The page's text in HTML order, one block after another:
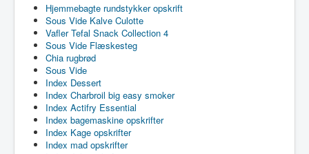
Hjemmebagte rundstykker opskrift
Sous Vide Kalve Culotte
Vafler Tefal Snack Collection 4
Sous Vide Flæskesteg
Chia rugbrød
Sous Vide
Index Dessert
Index Charbroil big easy smoker
Index Actifry Essential
Index bagemaskine opskrifter
Index Kage opskrifter
Index mad opskrifter